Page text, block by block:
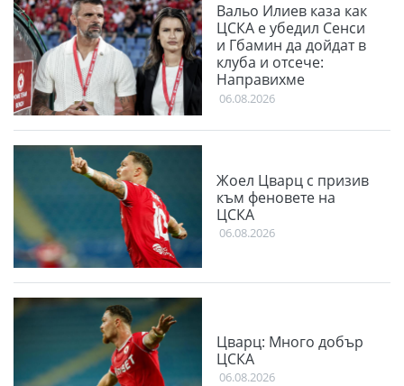
Вальо Илиев каза как
ЦСКА е убедил Сенси
и Гбамин да дойдат в
клуба и отсече:
Направихме
изключителен двубой
06.08.2026
Жоел Цварц с призив
към феновете на
ЦСКА
06.08.2026
Цварц: Много добър
ЦСКА
06.08.2026